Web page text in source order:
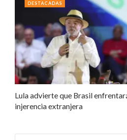
Lula advierte que Brasil
injerencia extranjera
DESTACADAS